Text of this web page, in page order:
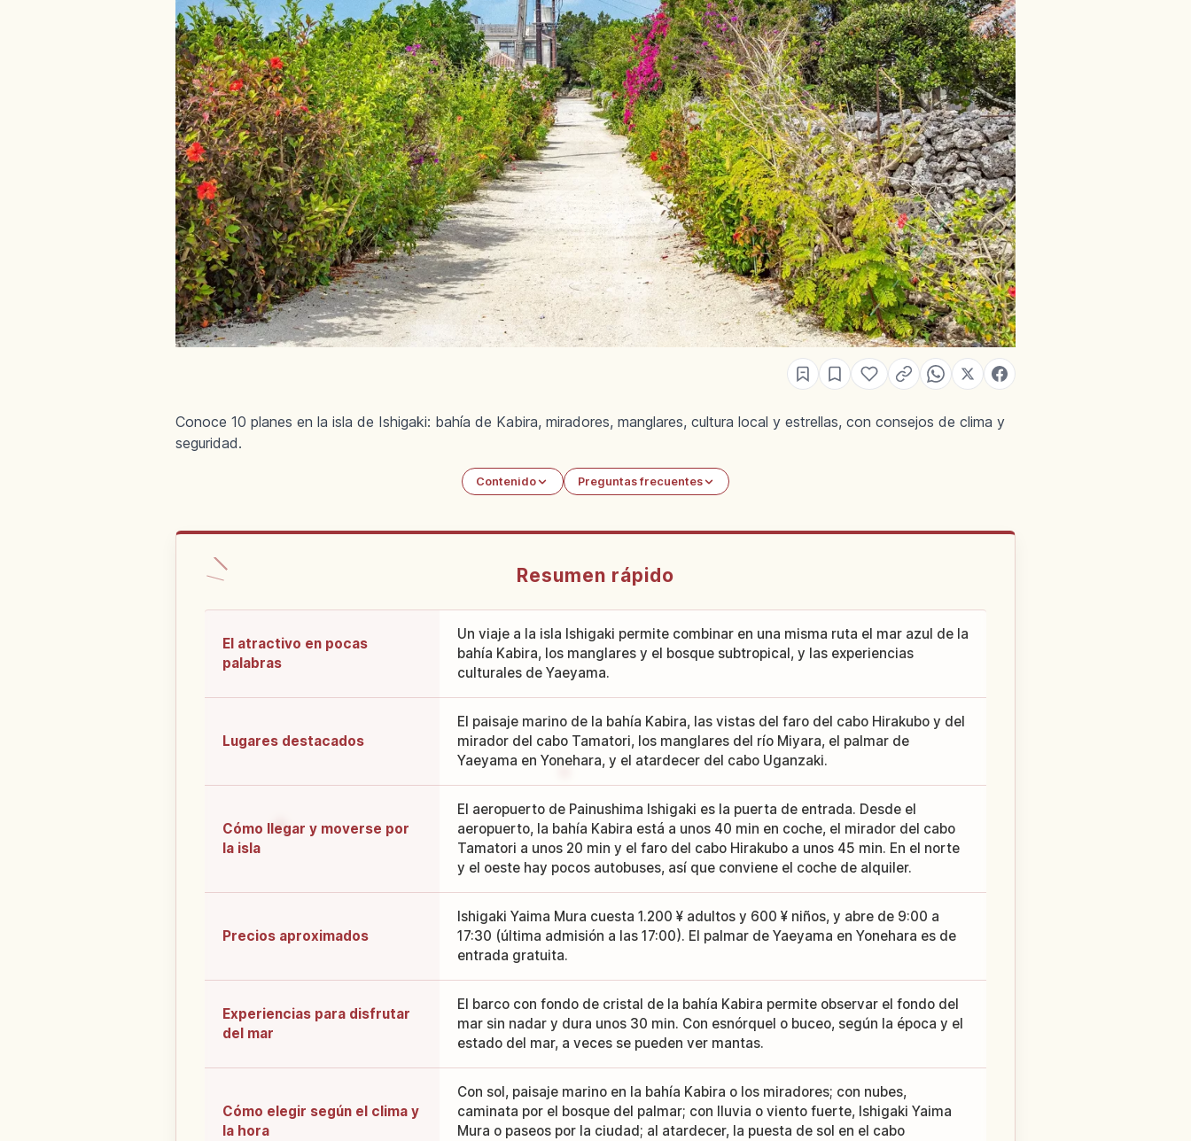
Conoce 10 planes en la isla de Ishigaki: bahía de Kabira, miradores, manglares, cultura local y estrellas, con consejos de clima y
seguridad.
Contenido Preguntas frecuentes
Resumen rápido
El atractivo en pocas
palabras
Un viaje a la isla Ishigaki permite combinar en una misma ruta el mar azul de la
bahía Kabira, los manglares y el bosque subtropical, y las experiencias
culturales de Yaeyama.
Lugares destacados
El paisaje marino de la bahía Kabira, las vistas del faro del cabo Hirakubo y del
mirador del cabo Tamatori, los manglares del río Miyara, el palmar de
Yaeyama en Yonehara, y el atardecer del cabo Uganzaki.
Cómo llegar y moverse por
la isla
El aeropuerto de Painushima Ishigaki es la puerta de entrada. Desde el
aeropuerto, la bahía Kabira está a unos 40 min en coche, el mirador del cabo
Tamatori a unos 20 min y el faro del cabo Hirakubo a unos 45 min. En el norte
y el oeste hay pocos autobuses, así que conviene el coche de alquiler.
Precios aproximados
Ishigaki Yaima Mura cuesta 1.200 ¥ adultos y 600 ¥ niños, y abre de 9:00 a
17:30 (última admisión a las 17:00). El palmar de Yaeyama en Yonehara es de
entrada gratuita.
Experiencias para disfrutar
del mar
El barco con fondo de cristal de la bahía Kabira permite observar el fondo del
mar sin nadar y dura unos 30 min. Con esnórquel o buceo, según la época y el
estado del mar, a veces se pueden ver mantas.
Cómo elegir según el clima y
la hora
Con sol, paisaje marino en la bahía Kabira o los miradores; con nubes,
caminata por el bosque del palmar; con lluvia o viento fuerte, Ishigaki Yaima
Mura o paseos por la ciudad; al atardecer, la puesta de sol en el cabo